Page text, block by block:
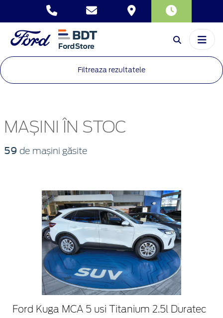
Filtreaza rezultatele
MAȘINI ÎN STOC
59 de mașini găsite
Ford Kuga MCA 5 usi Titanium 2.5l Duratec